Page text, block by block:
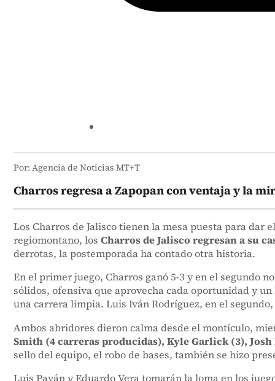
Por: Agencia de Noticias MT+T
Charros regresa a Zapopan con ventaja y la
Los Charros de Jalisco tienen la mesa puesta para
regiomontano, los Charros de Jalisco regresan a su
derrotas, la postemporada ha contado otra historia.
En el primer juego, Charros ganó 5-3 y en el segundo
sólidos, ofensiva que aprovecha cada oportunidad y
una carrera limpia. Luis Iván Rodríguez, en el
Ambos abridores dieron calma desde el montículo,
Smith (4 carreras producidas), Kyle Garlick (3),
sello del equipo, el robo de bases, también se hizo
Luis Payán y Eduardo Vera tomarán la loma en los